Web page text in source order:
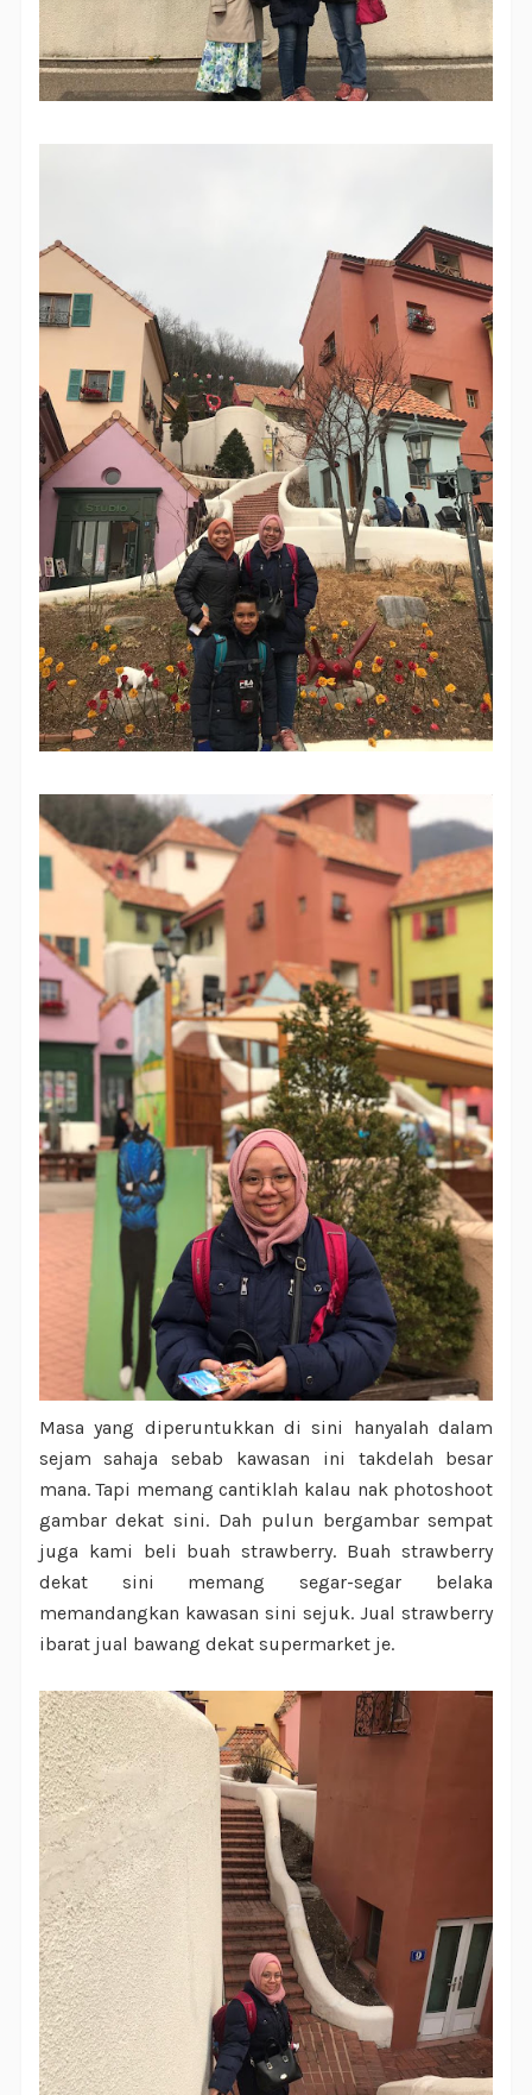
Masa yang diperuntukkan di sini hanyalah dalam
sejam sahaja sebab kawasan ini takdelah besar
mana. Tapi memang cantiklah kalau nak photoshoot
gambar dekat sini. Dah pulun bergambar sempat
juga kami beli buah strawberry. Buah strawberry
dekat sini memang segar-segar belaka
memandangkan kawasan sini sejuk. Jual strawberry
ibarat jual bawang dekat supermarket je.